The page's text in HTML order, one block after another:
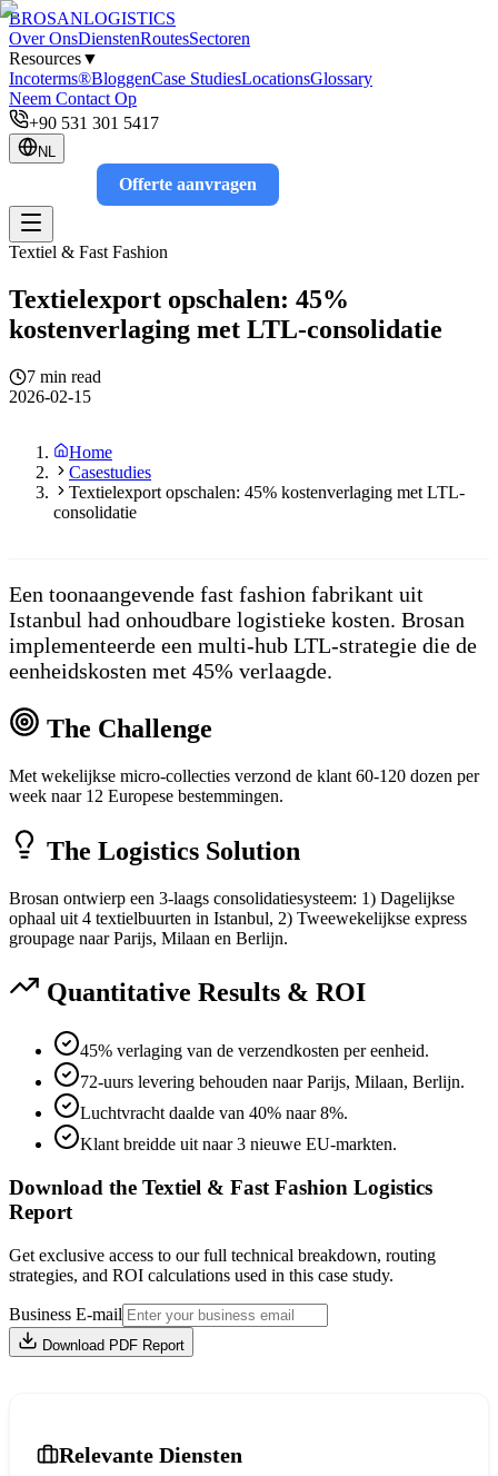
BROSANLOGISTICS
Over OnsDienstenRoutesSectoren
Resources▼
Incoterms®BloggenCase StudiesLocationsGlossary
Neem Contact Op
+90 531 301 5417
NL
Offerte aanvragen
Textiel & Fast Fashion
Textielexport opschalen: 45%
kostenverlaging met LTL-consolidatie
7 min read
2026-02-15
Home
Casestudies
Textielexport opschalen: 45% kostenverlaging met LTL-
consolidatie
Een toonaangevende fast fashion fabrikant uit
Istanbul had onhoudbare logistieke kosten. Brosan
implementeerde een multi-hub LTL-strategie die de
eenheidskosten met 45% verlaagde.
The Challenge
Met wekelijkse micro-collecties verzond de klant 60-120 dozen per
week naar 12 Europese bestemmingen.
The Logistics Solution
Brosan ontwierp een 3-laags consolidatiesysteem: 1) Dagelijkse
ophaal uit 4 textielbuurten in Istanbul, 2) Tweewekelijkse express
groupage naar Parijs, Milaan en Berlijn.
Quantitative Results & ROI
45% verlaging van de verzendkosten per eenheid.
72-uurs levering behouden naar Parijs, Milaan, Berlijn.
Luchtvracht daalde van 40% naar 8%.
Klant breidde uit naar 3 nieuwe EU-markten.
Download the Textiel & Fast Fashion Logistics
Report
Get exclusive access to our full technical breakdown, routing
strategies, and ROI calculations used in this case study.
Business E-mail
Download PDF Report
Relevante Diensten